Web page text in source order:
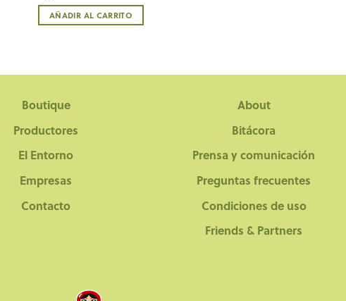
AÑADIR AL CARRITO
Boutique
Productores
El Entorno
Empresas
Contacto
About
Bitácora
Prensa y comunicación
Preguntas frecuentes
Condiciones de uso
Friends & Partners